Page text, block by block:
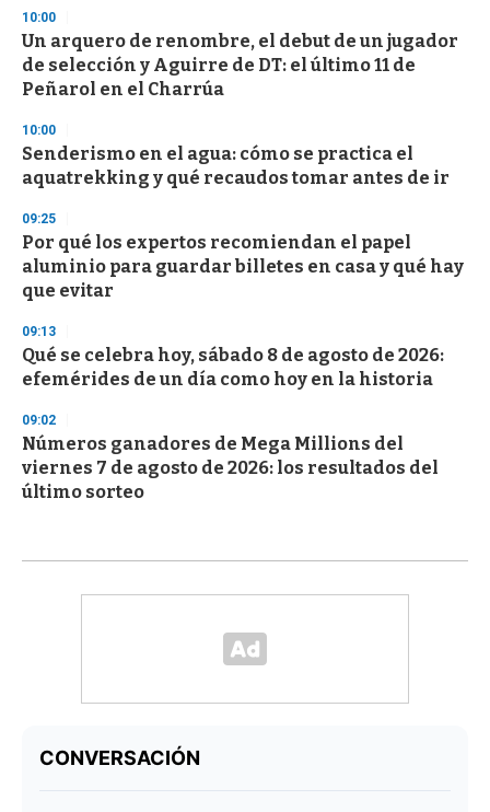
10:00
Un arquero de renombre, el debut de un jugador
de selección y Aguirre de DT: el último 11 de
Peñarol en el Charrúa
10:00
Senderismo en el agua: cómo se practica el
aquatrekking y qué recaudos tomar antes de ir
09:25
Por qué los expertos recomiendan el papel
aluminio para guardar billetes en casa y qué hay
que evitar
09:13
Qué se celebra hoy, sábado 8 de agosto de 2026:
efemérides de un día como hoy en la historia
09:02
Números ganadores de Mega Millions del
viernes 7 de agosto de 2026: los resultados del
último sorteo